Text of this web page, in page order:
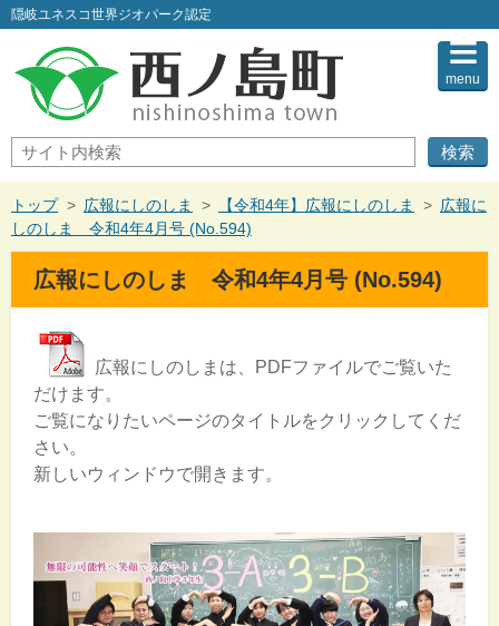
このページの本文へ
隠岐ユネスコ世界ジオパーク認定
サ
イ
ト
内
検
索
menu
現
在
の
トップ > 広報にしのしま > 【令和4年】広報にしのしま > 広報に
しのしま 令和4年4月号 (No.594)
広報にしのしま 令和4年4月号 (No.594)
広報にしのしまは、PDFファイルでご覧いた
だけます。
ご覧になりたいページのタイトルをクリックしてくだ
さい。
新しいウィンドウで開きます。